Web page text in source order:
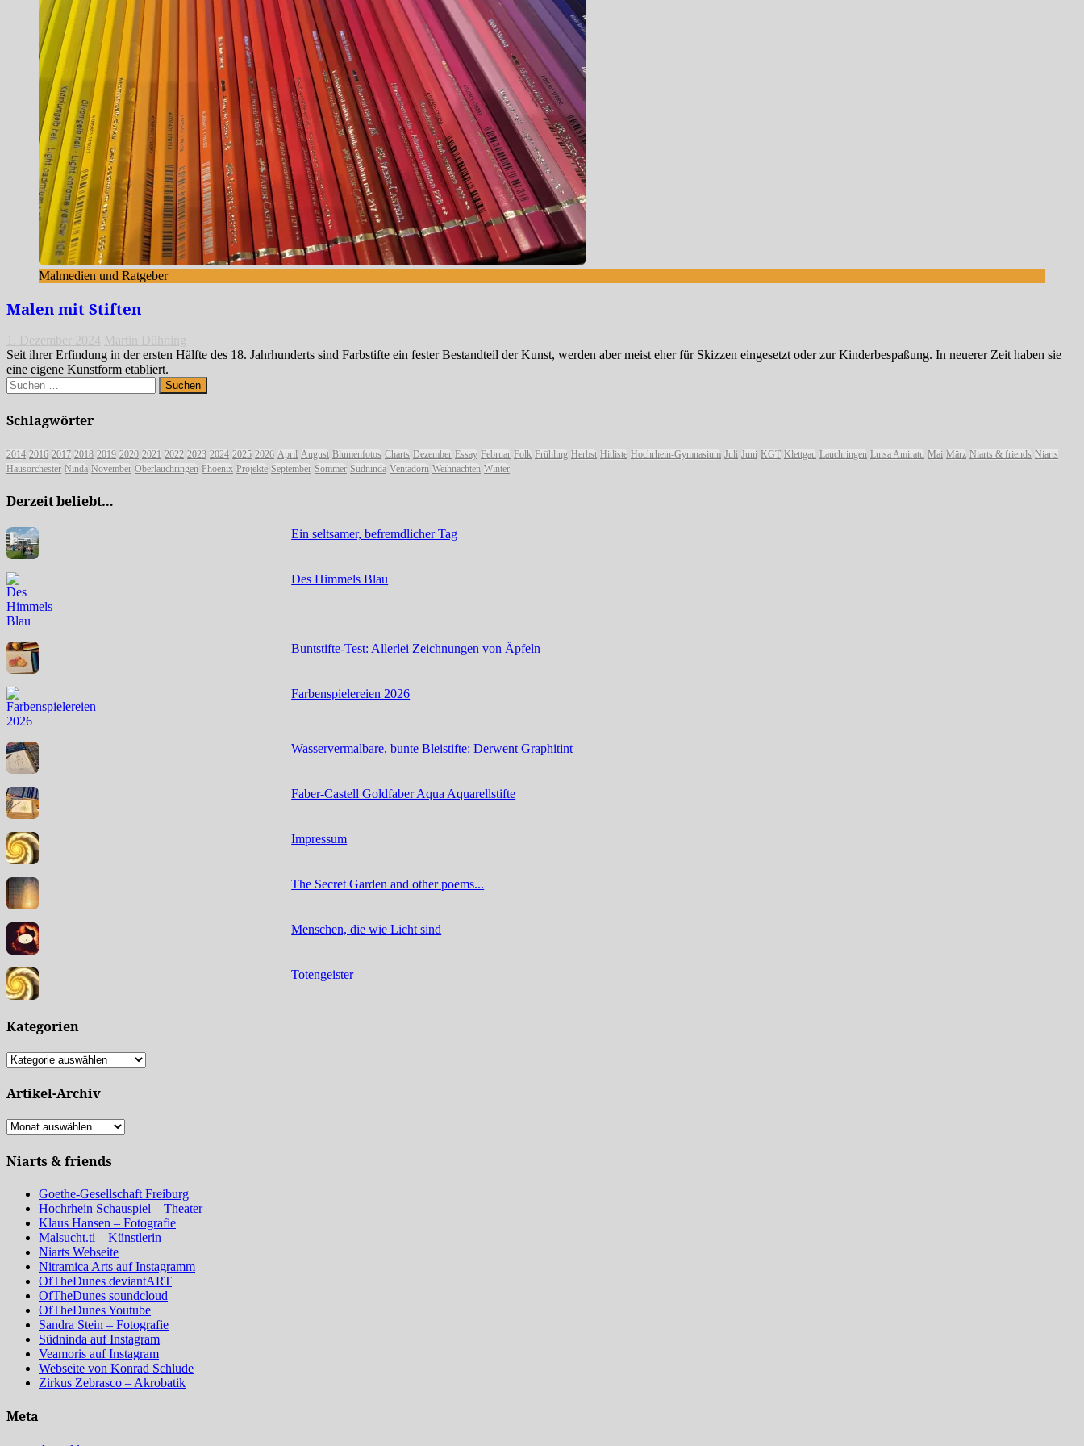
Malmedien und Ratgeber
Malen mit Stiften
Seit ihrer Erfindung in der ersten Hälfte des 18. Jahrhunderts sind Farbstifte ein fester Bestandteil der Kunst, werden aber meist eher für Skizzen eingesetzt oder zur Kinderbespaßung. In neuerer Zeit haben sie
eine eigene Kunstform etabliert.
Suchen
nach:
Schlagwörter
2014 2016 2017 2018 2019 2020 2021 2022 2023 2024 2025 2026 April August Blumenfotos Charts Dezember Essay Februar Folk Frühling Herbst Hitliste Hochrhein-Gymnasium Juli Juni KGT Klettgau Lauchringen Luisa Amiratu Mai März Niarts & friends Niarts
Hausorchester Ninda November Oberlauchringen Phoenix Projekte September Sommer Südninda Ventadorn Weihnachten Winter
Derzeit beliebt…
Ein seltsamer, befremdlicher Tag
Des Himmels Blau
Buntstifte-Test: Allerlei Zeichnungen von Äpfeln
Farbenspielereien 2026
Wasservermalbare, bunte Bleistifte: Derwent Graphitint
Faber-Castell Goldfaber Aqua Aquarellstifte
Impressum
The Secret Garden and other poems...
Menschen, die wie Licht sind
Totengeister
Kategorien
Kategorien
Artikel-Archiv
Artikel-
Niarts & friends
Goethe-Gesellschaft Freiburg
Hochrhein Schauspiel – Theater
Klaus Hansen – Fotografie
Malsucht.ti – Künstlerin
Niarts Webseite
Nitramica Arts auf Instagramm
OfTheDunes deviantART
OfTheDunes soundcloud
OfTheDunes Youtube
Sandra Stein – Fotografie
Südninda auf Instagram
Veamoris auf Instagram
Webseite von Konrad Schlude
Zirkus Zebrasco – Akrobatik
Meta